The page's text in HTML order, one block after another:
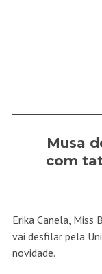
Musa
com
Erika Canela, Miss
vai desfilar pela
novidade.